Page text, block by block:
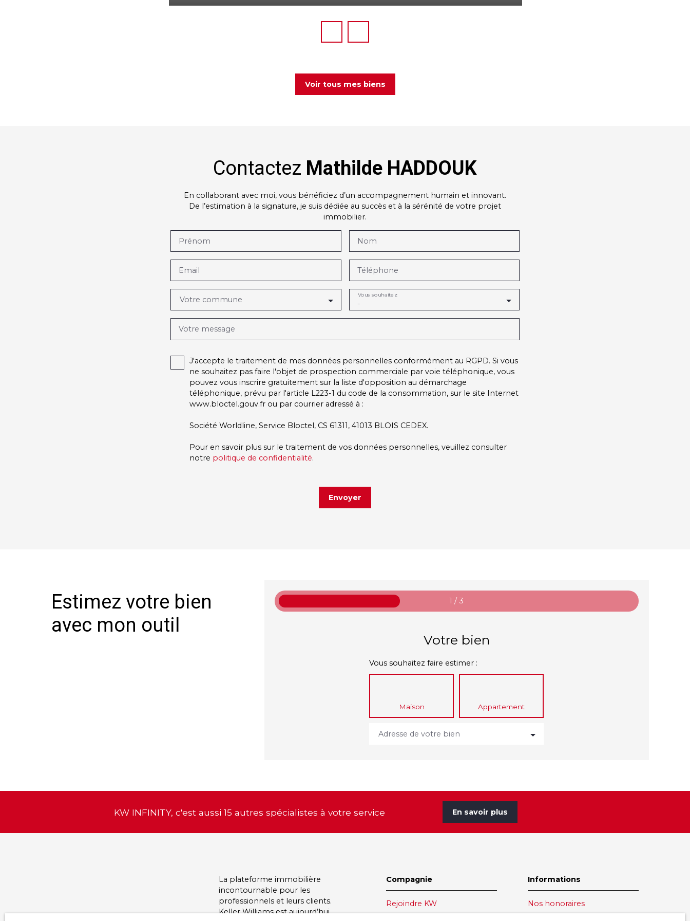
Voir tous mes biens
Contactez Mathilde HADDOUK
En collaborant avec moi, vous bénéficiez d’un accompagnement humain et innovant.
De l’estimation à la signature, je suis dédiée au succès et à la sérénité de votre projet
immobilier.
Prénom Nom
Email Téléphone
Votre commune -
Vous souhaitez
Votre message
J'accepte le traitement de mes données personnelles conformément au RGPD. Si vous
ne souhaitez pas faire l'objet de prospection commerciale par voie téléphonique, vous
pouvez vous inscrire gratuitement sur la liste d'opposition au démarchage
téléphonique, prévu par l'article L223-1 du code de la consommation, sur le site Internet
www.bloctel.gouv.fr ou par courrier adressé à :
Société Worldline, Service Bloctel, CS 61311, 41013 BLOIS CEDEX.
Pour en savoir plus sur le traitement de vos données personnelles, veuillez consulter
notre politique de confidentialité.
Envoyer
Estimez votre bien
avec mon outil
1 / 3
Votre bien
Vous souhaitez faire estimer :
Maison Appartement
Adresse de votre bien
KW INFINITY, c'est aussi 15 autres spécialistes à votre service En savoir plus
La plateforme immobilière
incontournable pour les
professionnels et leurs clients.
Keller Williamsest aujourd’hui
Compagnie
Rejoindre KW
Informations
Nos honoraires